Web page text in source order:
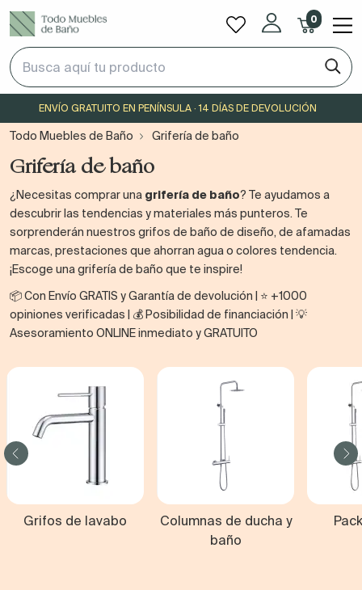
0
ENVÍO GRATUITO EN PENÍNSULA · 14 DÍAS DE DEVOLUCIÓN
Todo Muebles de Baño Grifería de baño
Grifería de baño
¿Necesitas comprar una grifería de baño? Te ayudamos a
descubrir las tendencias y materiales más punteros. Te
sorprenderán nuestros grifos de baño de diseño, de afamadas
marcas, prestaciones que ahorran agua o colores tendencia.
¡Escoge una grifería de baño que te inspire!
📦 Con Envío GRATIS y Garantía de devolución | ⭐ +1000
opiniones verificadas | 💰 Posibilidad de financiación | 💡
Asesoramiento ONLINE inmediato y GRATUITO
Grifos de lavabo
Columnas de ducha y
baño